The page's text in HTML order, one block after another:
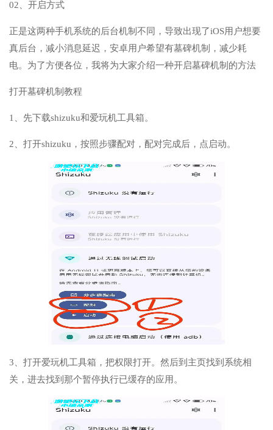
02、开启方式
正是这两种手机系统的后台机制不同，导致出现了iOS用户想要
真后台，减小消息延迟，安卓用户希望有墓碑机制，减少耗
电。为了方便各位，我将为大家介绍一种开启墓碑机制的方法
打开墓碑机制教程
1、先下载shizuku和爱玩机工具箱。
2、打开shizuku，按照步骤配对，配对完成后，点启动。
3、打开爱玩机工具箱，把权限打开。然后到主页找到系统相
关，进去找到那个暂停执行已缓存的应用。